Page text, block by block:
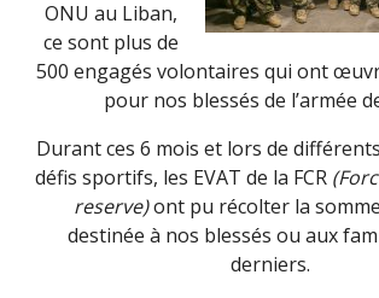
ONU au Liban,
ce sont plus de
500 engagés volontaires qui ont
pour nos blessés de l’armée
Durant ces 6 mois et lors de
défis sportifs, les EVAT de la FCR
reserve)ont pu récolter la
destinée à nos blessés ou aux
derniers.